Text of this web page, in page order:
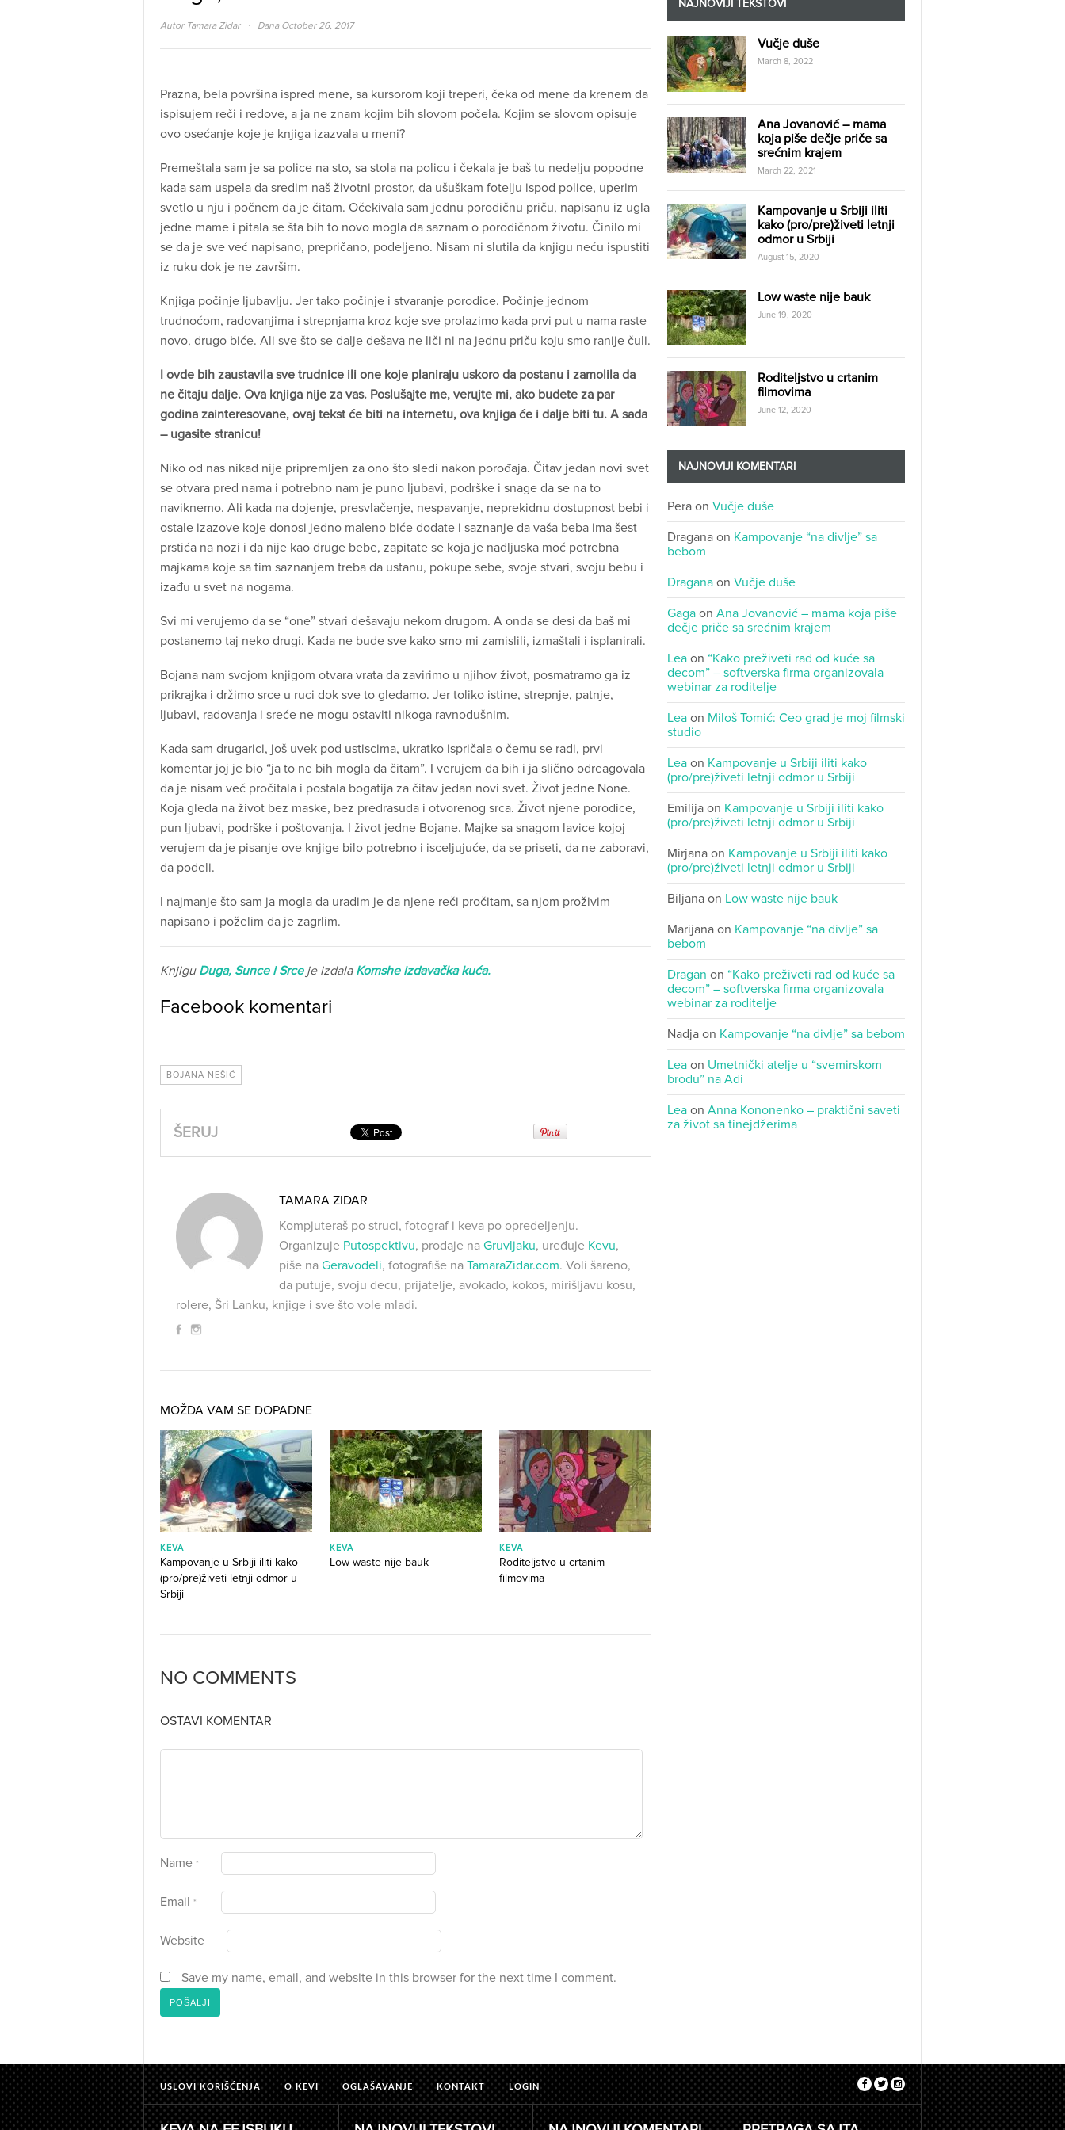
Autor Tamara Zidar · Dana October 26, 2017
Prazna, bela površina ispred mene, sa kursorom koji treperi, čeka od mene da krenem da
ispisujem reči i redove, a ja ne znam kojim bih slovom počela. Kojim se slovom opisuje
ovo osećanje koje je knjiga izazvala u meni?
Premeštala sam je sa police na sto, sa stola na policu i čekala je baš tu nedelju popodne
kada sam uspela da sredim naš životni prostor, da ušuškam fotelju ispod police, uperim
svetlo u nju i počnem da je čitam. Očekivala sam jednu porodičnu priču, napisanu iz ugla
jedne mame i pitala se šta bih to novo mogla da saznam o porodičnom životu. Činilo mi
se da je sve već napisano, prepričano, podeljeno. Nisam ni slutila da knjigu neću ispustiti
iz ruku dok je ne završim.
Knjiga počinje ljubavlju. Jer tako počinje i stvaranje porodice. Počinje jednom
trudnoćom, radovanjima i strepnjama kroz koje sve prolazimo kada prvi put u nama raste
novo, drugo biće. Ali sve što se dalje dešava ne liči ni na jednu priču koju smo ranije čuli.
I ovde bih zaustavila sve trudnice ili one koje planiraju uskoro da postanu i zamolila da
ne čitaju dalje. Ova knjiga nije za vas. Poslušajte me, verujte mi, ako budete za par
godina zainteresovane, ovaj tekst će biti na internetu, ova knjiga će i dalje biti tu. A sada
– ugasite stranicu!
Niko od nas nikad nije pripremljen za ono što sledi nakon porođaja. Čitav jedan novi svet
se otvara pred nama i potrebno nam je puno ljubavi, podrške i snage da se na to
naviknemo. Ali kada na dojenje, presvlačenje, nespavanje, neprekidnu dostupnost bebi i
ostale izazove koje donosi jedno maleno biće dodate i saznanje da vaša beba ima šest
prstića na nozi i da nije kao druge bebe, zapitate se koja je nadljuska moć potrebna
majkama koje sa tim saznanjem treba da ustanu, pokupe sebe, svoje stvari, svoju bebu i
izađu u svet na nogama.
Svi mi verujemo da se “one” stvari dešavaju nekom drugom. A onda se desi da baš mi
postanemo taj neko drugi. Kada ne bude sve kako smo mi zamislili, izmaštali i isplanirali.
Bojana nam svojom knjigom otvara vrata da zavirimo u njihov život, posmatramo ga iz
prikrajka i držimo srce u ruci dok sve to gledamo. Jer toliko istine, strepnje, patnje,
ljubavi, radovanja i sreće ne mogu ostaviti nikoga ravnodušnim.
Kada sam drugarici, još uvek pod ustiscima, ukratko ispričala o čemu se radi, prvi
komentar joj je bio “ja to ne bih mogla da čitam”. I verujem da bih i ja slično odreagovala
da je nisam već pročitala i postala bogatija za čitav jedan novi svet. Život jedne None.
Koja gleda na život bez maske, bez predrasuda i otvorenog srca. Život njene porodice,
pun ljubavi, podrške i poštovanja. I život jedne Bojane. Majke sa snagom lavice kojoj
verujem da je pisanje ove knjige bilo potrebno i isceljujuće, da se priseti, da ne zaboravi,
da podeli.
I najmanje što sam ja mogla da uradim je da njene reči pročitam, sa njom proživim
napisano i poželim da je zagrlim.
Knjigu Duga, Sunce i Srceje izdala Komshe izdavačka kuća.
Facebook komentari
BOJANA NEŠIĆ
ŠERUJ
TAMARA ZIDAR
Kompjuteraš po struci, fotograf i keva po opredeljenju.
Organizuje Putospektivu, prodaje na Gruvljaku, uređuje Kevu,
piše na Geravodeli, fotografiše na TamaraZidar.com. Voli šareno,
da putuje, svoju decu, prijatelje, avokado, kokos, mirišljavu kosu,
rolere, Šri Lanku, knjige i sve što vole mladi.
MOŽDA VAM SE DOPADNE
KEVA
Kampovanje u Srbiji iliti kako
(pro/pre)živeti letnji odmor u
Srbiji
KEVA
Low waste nije bauk
KEVA
Roditeljstvo u crtanim
filmovima
NO COMMENTS
OSTAVI KOMENTAR
Name *
Email *
Website
Save my name, email, and website in this browser for the next time I comment.
NAJNOVIJI TEKSTOVI
Vučje duše
March 8, 2022
Ana Jovanović – mama
koja piše dečje priče sa
srećnim krajem
March 22, 2021
Kampovanje u Srbiji iliti
kako (pro/pre)živeti letnji
odmor u Srbiji
August 15, 2020
Low waste nije bauk
June 19, 2020
Roditeljstvo u crtanim
filmovima
June 12, 2020
NAJNOVIJI KOMENTARI
Pera on Vučje duše
Dragana on Kampovanje “na divlje” sa
bebom
Dragana on Vučje duše
Gaga on Ana Jovanović – mama koja piše
dečje priče sa srećnim krajem
Lea on “Kako preživeti rad od kuće sa
decom” – softverska firma organizovala
webinar za roditelje
Lea on Miloš Tomić: Ceo grad je moj filmski
studio
Lea on Kampovanje u Srbiji iliti kako
(pro/pre)živeti letnji odmor u Srbiji
Emilija on Kampovanje u Srbiji iliti kako
(pro/pre)živeti letnji odmor u Srbiji
Mirjana on Kampovanje u Srbiji iliti kako
(pro/pre)živeti letnji odmor u Srbiji
Biljana on Low waste nije bauk
Marijana on Kampovanje “na divlje” sa
bebom
Dragan on “Kako preživeti rad od kuće sa
decom” – softverska firma organizovala
webinar za roditelje
Nadja on Kampovanje “na divlje” sa bebom
Lea on Umetnički atelje u “svemirskom
brodu” na Adi
Lea on Anna Kononenko – praktični saveti
za život sa tinejdžerima
USLOVI KORIŠĆENJA O KEVI OGLAŠAVANJE KONTAKT LOGIN